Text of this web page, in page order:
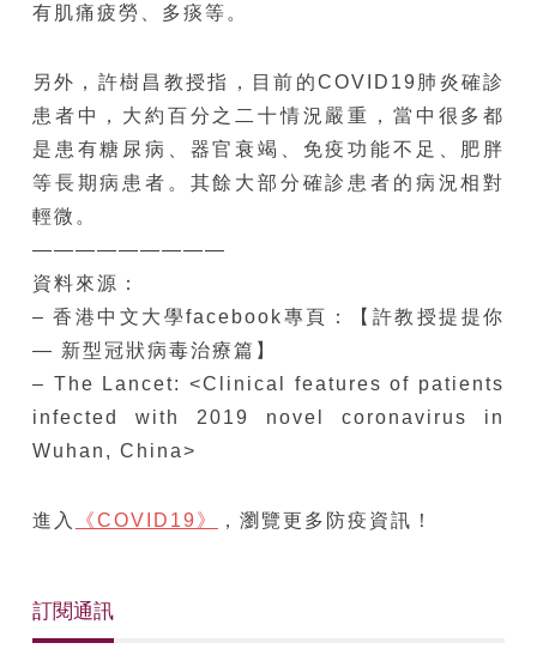
有肌痛疲勞、多痰等。
另外，許樹昌教授指，目前的COVID19肺炎確診
患者中，大約百分之二十情況嚴重，當中很多都
是患有糖尿病、器官衰竭、免疫功能不足、肥胖
等長期病患者。其餘大部分確診患者的病況相對
輕微。
—————————
資料來源：
– 香港中文大學facebook專頁：【許教授提提你
— 新型冠狀病毒治療篇】
– The Lancet: <Clinical features of patients
infected with 2019 novel coronavirus in
Wuhan, China>
進入 《COVID19》 ，瀏覽更多防疫資訊！
訂閱通訊